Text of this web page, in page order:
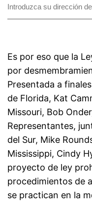
Es por eso que la
por
Presentada a
de Florida, Kat
Missouri, Bob
Representantes,
del Sur, Mike
Mississippi, Cindy
proyecto de ley
procedimientos de
se practican en la